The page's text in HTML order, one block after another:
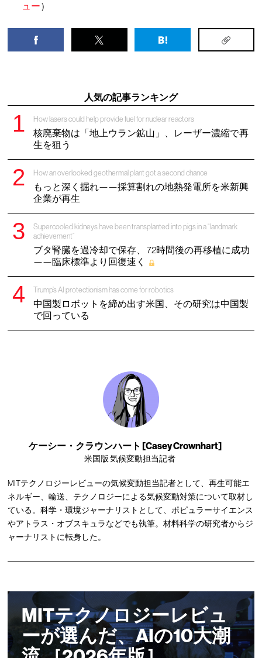
ュー）
人気の記事ランキング
How lasers could help provide fuel for nuclear reactors
核廃棄物は「地上ウラン鉱山」、レーザー濃縮で再
生を狙う
How an overlooked geothermal plant got a second chance
もっと深く掘れ——採算割れの地熱発電所を米新興
企業が再生
Supercooled kidneys have been transplanted into pigs in a “landmark
achievement”
ブタ腎臓を過冷却で保存、 72時間後の再移植に成功
——臨床標準より回復速く
Trump’s AI protectionism has come for robotics
中国製ロボットを締め出す米国、その研究は中国製
で回っている
ケーシー・クラウンハート [Casey Crownhart]
米国版 気候変動担当記者
MITテクノロジーレビューの気候変動担当記者として、再生可能エ
ネルギー、輸送、テクノロジーによる気候変動対策について取材し
ている。科学・環境ジャーナリストとして、ポピュラーサイエンス
やアトラス・オブスキュラなどでも執筆。材料科学の研究者からジ
ャーナリストに転身した。
MITテクノロジーレビュ
ーが選んだ、AIの10大潮